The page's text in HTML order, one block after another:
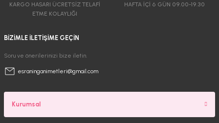
KARGO HASARI ÜCRETSİZ TELAFİ
ETME KOLAYLIĞI
HAFTA İÇİ 6 GÜN 09.00-19.30
BİZİMLE İLETİŞİME GEÇİN
Soru ve önerilerinizi bize iletin.
esraninganimetleri@gmail.com
Kurumsal